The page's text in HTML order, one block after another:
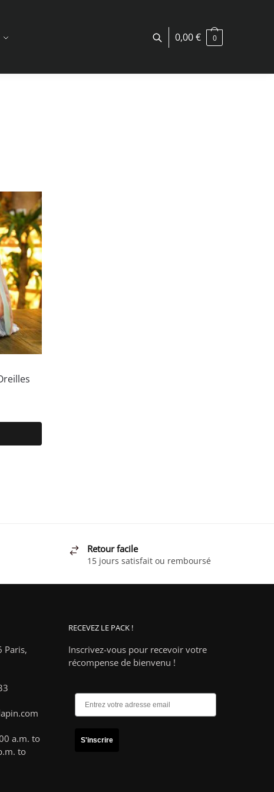
0,00€ 0
:
€
Retour facile
15 jours satisfait ou remboursé
Paris,
a.m. to
to
RECEVEZ LE PACK !
Inscrivez-vous pour recevoir votre
récompense de bienvenu !
S'inscrire